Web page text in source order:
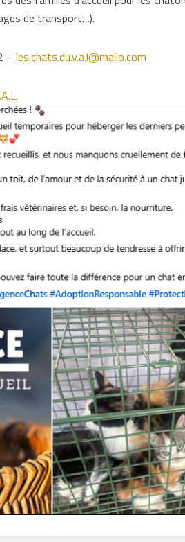
de transport…).
– les.chats.du.v.a.l@mailo.com